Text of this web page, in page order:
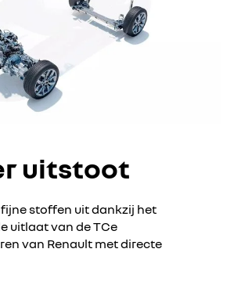
uitstoot
stoffen uit dankzij het
uitlaat van de TCe
van Renault met directe